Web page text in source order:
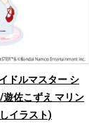
ドルマスター シ
佐こずえ マリン
イラスト)